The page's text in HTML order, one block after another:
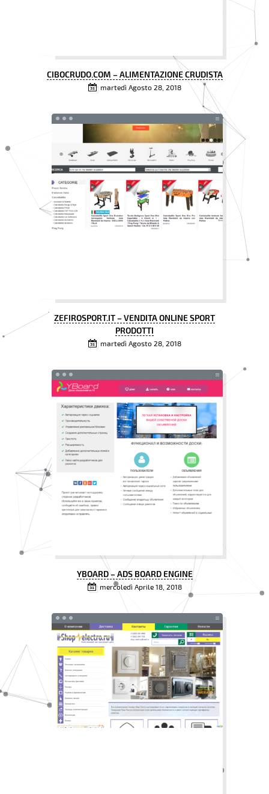
CIBOCRUDO.COM – ALIMENTAZIONE CRUDISTA
martedì Agosto 28, 2018
ZEFIROSPORT.IT – VENDITA ONLINE SPORT
PRODOTTI
martedì Agosto 28, 2018
YBOARD – ADS BOARD ENGINE
mercoledì Aprile 18, 2018